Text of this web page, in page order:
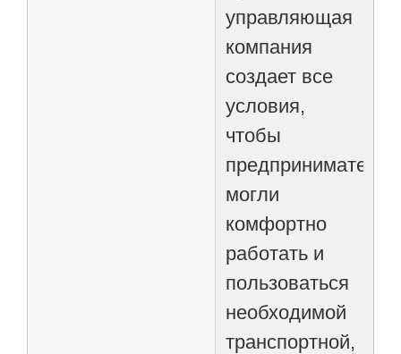
управляющая
компания
создает все
условия,
чтобы
предприниматели
могли
комфортно
работать и
пользоваться
необходимой
транспортной,